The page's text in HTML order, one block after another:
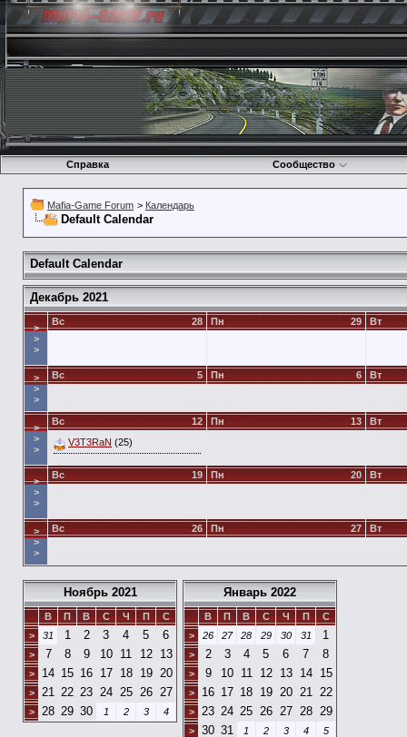
Справка Сообщество
Mafia-Game Forum > Календарь
Default Calendar
Default Calendar
Декабрь 2021
>
>
>
28
Вс 29
Пн Вт
>
>
>
5
Вс 6
Пн Вт
>
>
>
12
Вс
V3T3RaN (25)
13
Пн Вт
>
>
>
19
Вс 20
Пн Вт
>
>
>
26
Вс 27
Пн Вт
Ноябрь 2021
В П В С Ч П
С
>
31 1 2 3 4 5 6
> 7 8 9 10 11 12 13
> 14 15 16 17 18 19 20
> 21 22 23 24 25 26 27
> 28 29 30 1 2 3 4
Январь 2022
В П В С Ч П
С
>
26 27 28 29 30 31 1
> 2 3 4 5 6 7 8
> 9 10 11 12 13 14 15
> 16 17 18 19 20 21 22
> 23 24 25 26 27 28 29
> 30 31 1 2 3 4 5